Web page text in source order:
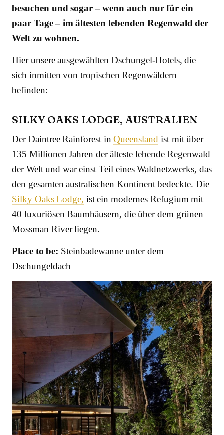
besuchen und sogar – wenn auch nur für ein
paar Tage – im ältesten lebenden Regenwald der
Welt zu wohnen.
Hier unsere ausgewählten Dschungel-Hotels, die
sich inmitten von tropischen Regenwäldern
befinden:
SILKY OAKS LODGE, AUSTRALIEN
Der Daintree Rainforest inQueensland ist mit über
135 Millionen Jahren der älteste lebende Regenwald
der Welt und war einst Teil eines Waldnetzwerks, das
den gesamten australischen Kontinent bedeckte. Die
Silky Oaks Lodge, ist ein modernes Refugium mit
40 luxuriösen Baumhäusern, die über dem grünen
Mossman River liegen.
Place to be: Steinbadewanne unter dem
Dschungeldach